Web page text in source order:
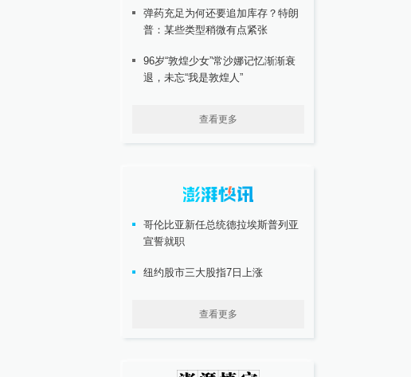
弹药充足为何还要追加库存？特朗
普：某些类型稍微有点紧张
96岁“敦煌少女”常沙娜记忆渐渐衰
退，未忘“我是敦煌人”
查看更多
哥伦比亚新任总统德拉埃斯普列亚
宣誓就职
纽约股市三大股指7日上涨
查看更多